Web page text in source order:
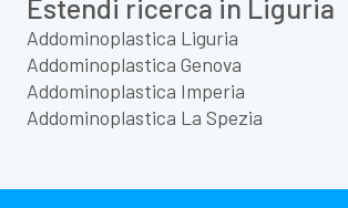
Estendi ricerca in Liguria
Addominoplastica Liguria
Addominoplastica Genova
Addominoplastica Imperia
Addominoplastica La Spezia